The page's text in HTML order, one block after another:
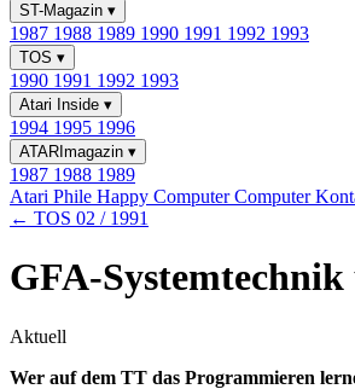
ST-Magazin ▾
1987 1988 1989 1990 1991 1992 1993
TOS ▾
1990 1991 1992 1993
Atari Inside ▾
1994 1995 1996
ATARImagazin ▾
1987 1988 1989
Atari Phile Happy ComputerComputer
← TOS 02 / 1991
GFA-
Aktuell
Wer auf dem TT das Programmieren